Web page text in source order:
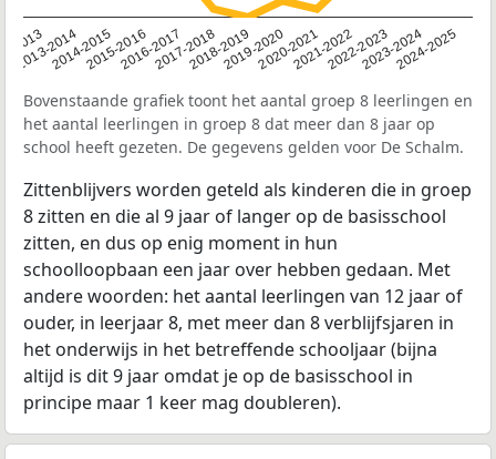
2013
2013-2014
2014-20152015-20162016-20172017-20182018-20192019-20202020-20212021-20222022-20232023-20242024-2025
Bovenstaande grafiek toont het aantal groep 8 leerlingen en
het aantal leerlingen in groep 8 dat meer dan 8 jaar op
school heeft gezeten. De gegevens gelden voor De Schalm.
Zittenblijvers worden geteld als kinderen die in groep
8 zitten en die al 9 jaar of langer op de basisschool
zitten, en dus op enig moment in hun
schoolloopbaan een jaar over hebben gedaan. Met
andere woorden: het aantal leerlingen van 12 jaar of
ouder, in leerjaar 8, met meer dan 8 verblijfsjaren in
het onderwijs in het betreffende schooljaar (bijna
altijd is dit 9 jaar omdat je op de basisschool in
principe maar 1 keer mag doubleren).